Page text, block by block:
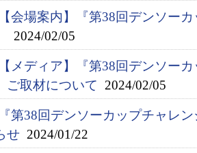
【会場案内】『第38回デンソ
2024/02/05
【メディア】『第38回デンソ
ご取材について 2024/02/05
『第38回デンソーカップチャレ
せ 2024/01/22